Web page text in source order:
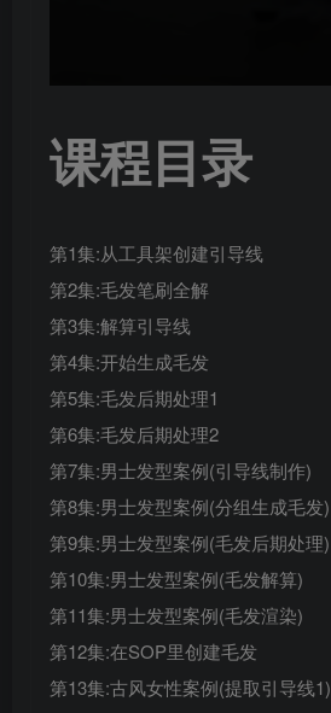
课程目录
第1集:从工具架创建引导线
第2集:毛发笔刷全解
第3集:解算引导线
第4集:开始生成毛发
第5集:毛发后期处理1
第6集:毛发后期处理2
第7集:男士发型案例(引导线制作)
第8集:男士发型案例(分组生成毛发)
第9集:男士发型案例(毛发后期处理)
第10集:男士发型案例(毛发解算)
第11集:男士发型案例(毛发渲染)
第12集:在SOP里创建毛发
第13集:古风女性案例(提取引导线1)